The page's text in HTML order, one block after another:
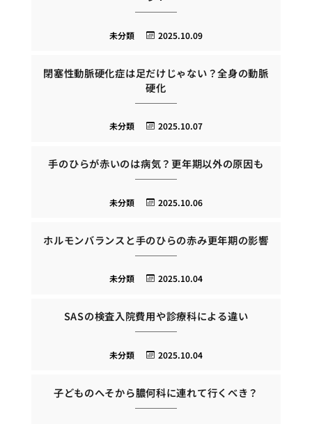
2025.10.09
未分類
閉塞性動脈硬化症は足だけじゃない？全身の動脈
硬化
2025.10.07
未分類
手のひらが赤いのは病気？更年期以外の原因も
2025.10.06
未分類
ホルモンバランスと手のひらの赤み更年期の影響
2025.10.04
未分類
SASの検査入院費用や診療科による違い
2025.10.04
未分類
子どものへそから膿何科に連れて行くべき？